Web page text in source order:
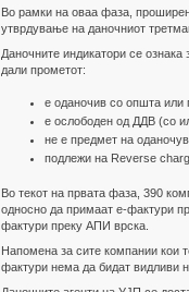
Во рамки на оваа фаза,
утврдување на даночниот
Даночните индикатори се
дали прометот:
е оданочив со општа или
е ослободен од ДДВ (со
не е предмет на
подлежи на Reverse
Во текот на првата фаза, 390
односно да примаат е-фактури
фактури преку АПИ врска.
Напомена за сите компании кои
фактури нема да бидат видливи